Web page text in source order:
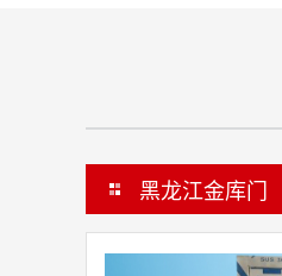
黑龙江金库门